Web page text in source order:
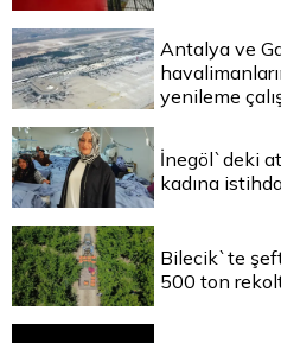
Antalya ve
yenileme
İnegöl`deki
kadına
Bilecik`te
500 ton